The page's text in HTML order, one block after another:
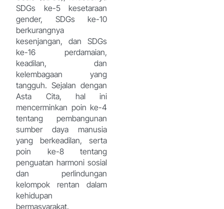
SDGs ke-5 kesetaraan
gender, SDGs ke-10
berkurangnya
kesenjangan, dan SDGs
ke-16 perdamaian,
keadilan, dan
kelembagaan yang
tangguh. Sejalan dengan
Asta Cita, hal ini
mencerminkan poin ke-4
tentang pembangunan
sumber daya manusia
yang berkeadilan, serta
poin ke-8 tentang
penguatan harmoni sosial
dan perlindungan
kelompok rentan dalam
kehidupan
bermasyarakat.